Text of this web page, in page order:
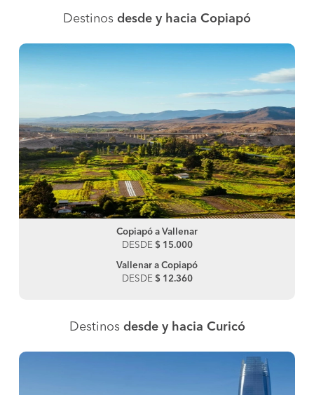
Destinos desde y hacia Copiapó
Copiapó a Vallenar
DESDE $ 15.000
Vallenar a Copiapó
DESDE $ 12.360
Destinos desde y hacia Curicó